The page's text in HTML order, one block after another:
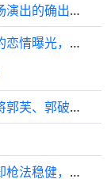
即便不是他的忠实听众，也必须承认这场演出的确出色……
一段美妙绝伦的爱情故事，金晨与胡夏的恋情曝光，宛如神仙眷侣…
郭靖死后，郭芙为何会沦为他人玩物？将郭芙、郭破虏的名字念一遍
《梅花红桃》拍摄现场，关晓彤虽腿颤却枪法稳健，左双桃见证